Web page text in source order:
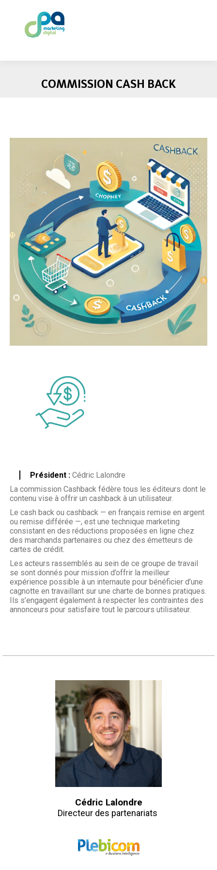
COMMISSION CASH BACK
Président : Cédric Lalondre
La commission Cashback fédère tous les éditeurs dont le
contenu vise à offrir un cashback à un utilisateur.
Le cash back ou cashback — en français remise en argent
ou remise différée —, est une technique marketing
consistant en des réductions proposées en ligne chez
des marchands partenaires ou chez des émetteurs de
cartes de crédit.
Les acteurs rassemblés au sein de ce groupe de travail
se sont donnés pour mission d’offrir la meilleur
expérience possible à un internaute pour bénéficier d’une
cagnotte en travaillant sur une charte de bonnes pratiques.
Ils s’engagent également à respecter les contraintes des
annonceurs pour satisfaire tout le parcours utilisateur.
Cédric Lalondre
Directeur des partenariats